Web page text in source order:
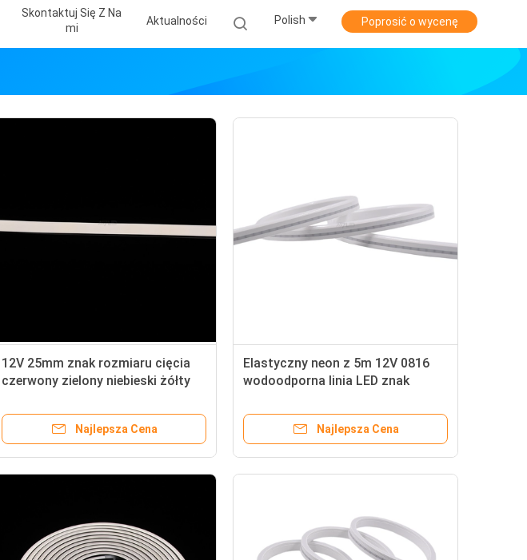
Skontaktuj Się Z Na
Mi
Aktualności Polish Poprosić o wycenę
12V 25mm znak rozmiaru cięcia
czerwony zielony niebieski żółty
LED 0612 /0816 światło neonowe
Najlepsza Cena
Elastyczny neon z 5m 12V 0816
wodoodporna linia LED znak
Najlepsza Cena